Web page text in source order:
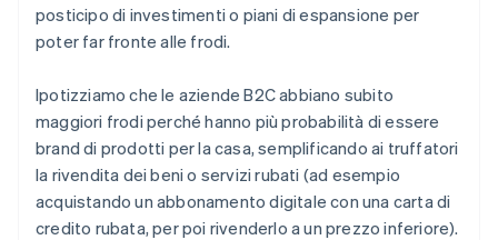
posticipo di investimenti o piani di espansione per
poter far fronte alle frodi.
Ipotizziamo che le aziende B2C abbiano subito
maggiori frodi perché hanno più probabilità di essere
brand di prodotti per la casa, semplificando ai truffatori
la rivendita dei beni o servizi rubati (ad esempio
acquistando un abbonamento digitale con una carta di
credito rubata, per poi rivenderlo a un prezzo inferiore).